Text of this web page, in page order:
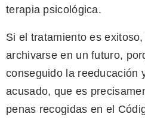
terapia psicológica.
Si el tratamiento es
archivarse en un futuro,
conseguido la reeducación
acusado, que es
penas recogidas en el